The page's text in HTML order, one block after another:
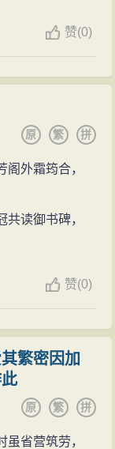
赞(0)
拼
繁
原
外霜筠合，
读御书碑，
赞(0)
繁密因加
拼
繁
原
省营筑劳，